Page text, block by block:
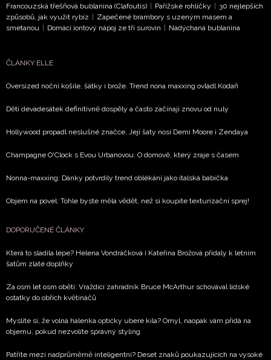
Francouzská třešňová bublanina (Clafoutis) | Pařížské rohlíčky | 30 nejlepších
způsobů, jak využít rybíz | Zapečené brambory s uzeným masem a
smetanou | Domácí iontový nápoj ze tří surovin | Nadýchaná bublanina
ČLÁNKY ELLE
Oversized noční košile, šátky i brože. Trend nona maxxing ovládl Kodaň
Děti devadesátek definitivně dospěly a často začínají znovu od nuly
Hollywood propadl neslušné značce. Její šaty nosí Demi Moore i Zendaya
Champagne O'Clock s Evou Urbanovou: O domově, který zraje s časem
Nonna-maxxing: Dánky potvrdily trend oblékání jako italská babička
Objem na povel: Tohle byste měla vědět, než si koupíte texturizační sprej!
DOPORUČENÉ ČLÁNKY
Která to sladila lépe? Helena Vondráčková i Kateřina Brožová přidaly k letním
šatům zlaté doplňky
Za osm let osm obětí: Vraždící zahradník Bruce McArthur schovával lidské
ostatky do obřích květináčů
Myslíte si, že volná halenka opticky ubere kila? Omyl, naopak vám přidá na
objemu, pokud nezvolíte správný styling
Patříte mezi nadprůměrně inteligentní? Deset znaků poukazujících na vysoké